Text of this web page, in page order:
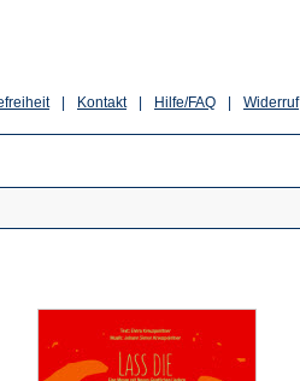
Widerruf
Hilfe/FAQ
Kontakt